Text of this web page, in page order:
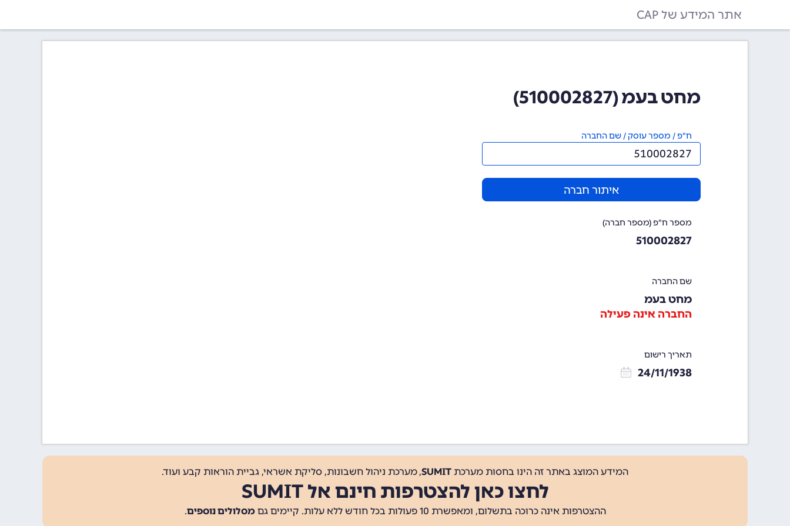
אתר המידע של CAP
מחט בעמ (510002827)
ח"פ / מספר עוסק / שם החברה
איתור חברה
מספר ח"פ (מספר חברה)
510002827
שם החברה
מחט בעמ
החברה אינה פעילה
תאריך רישום
24/11/1938
המידע המוצג באתר זה הינו בחסות מערכת SUMIT, מערכת ניהול חשבונות, סליקת אשראי, גביית הוראות קבע ועוד.
לחצו כאן להצטרפות חינם אל SUMIT
ההצטרפות אינה כרוכה בתשלום, ומאפשרת 10 פעולות בכל חודש ללא עלות. קיימים גם מסלולים נוספים.